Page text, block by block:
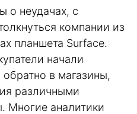
о неудачах, с
компании из
планшета Surface.
начали
в магазины,
различными
Многие аналитики